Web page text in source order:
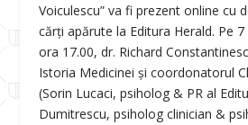
Voiculescu” va fi prezent online cu
cărți apărute la Editura Herald. Pe
ora 17.00, dr. Richard
Istoria Medicinei și coordonatorul
(Sorin Lucaci, psiholog & PR al
Dumitrescu, psiholog clinician &